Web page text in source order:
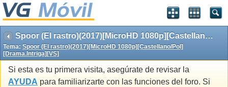
Spoor (El rastro)(2017)[MicroHD 1080p][Castellano/Pol][Drama.Intriga][VS]
Tema: Spoor (El rastro)(2017)[MicroHD 1080p][Castellano/Pol]
[Drama.Intriga][VS]
Si esta es tu primera visita, asegúrate de revisar la
AYUDA para familiarizarte con las funciones del foro. Si